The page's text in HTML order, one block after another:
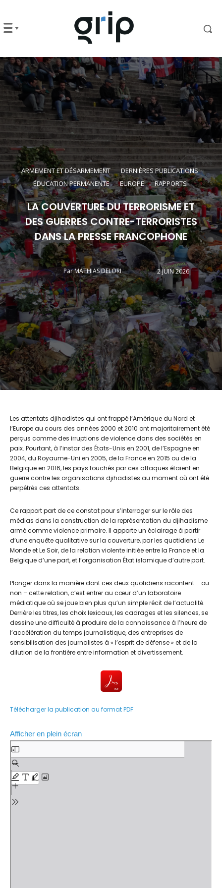
ARMEMENT ET DÉSARMEMENT
DERNIÈRES PUBLICATIONS
ÉDUCATION PERMANENTE
EUROPE RAPPORTS
LA COUVERTURE DU TERRORISME ET
DES GUERRES CONTRE-TERRORISTES
DANS LA PRESSE FRANCOPHONE
ParMATHIAS DELORI 2 JUIN 2026
Les attentats djihadistes qui ont frappé l’Amérique du Nord et
l’Europe au cours des années 2000 et 2010 ont majoritairement été
perçus comme des irruptions de violence dans des sociétés en
paix. Pourtant, à l’instar des États-Unis en 2001, de l’Espagne en
2004, du Royaume-Uni en 2005, de la France en 2015 ou de la
Belgique en 2016, les pays touchés par ces attaques étaient en
guerre contre les organisations djihadistes au moment où ont été
perpétrés ces attentats.
Ce rapport part de ce constat pour s’interroger sur le rôle des
médias dans la construction de la représentation du djihadisme
armé comme violence primaire. Il apporte un éclairage à partir
d’une enquête qualitative sur la couverture, par les quotidiens Le
Monde et Le Soir, de la relation violente initiée entre la France et la
Belgique d’une part, et l’organisation État islamique d’autre part.
Plonger dans la manière dont ces deux quotidiens racontent – ou
non – cette relation, c’est entrer au cœur d’un laboratoire
médiatique où se joue bien plus qu’un simple récit de l’actualité.
Derrière les titres, les choix lexicaux, les cadrages et les silences, se
dessine une difficulté à produire de la connaissance à l’heure de
l’accélération du temps journalistique, des entreprises de
sensibilisation des journalistes à « l’esprit de défense » et de la
dilution de la frontière entre information et divertissement.
Télécharger la publication au format PDF
Afficher en plein écran
A
e
r